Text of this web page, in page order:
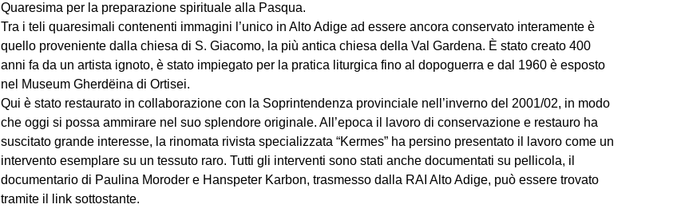
Quaresima per la preparazione spirituale alla Pasqua.
Tra i teli quaresimali contenenti immagini l’unico in Alto Adige ad essere ancora conservato interamente è
quello proveniente dalla chiesa di S. Giacomo, la più antica chiesa della Val Gardena. È stato creato 400
anni fa da un artista ignoto, è stato impiegato per la pratica liturgica fino al dopoguerra e dal 1960 è esposto
nel Museum Gherdëina di Ortisei.
Qui è stato restaurato in collaborazione con la Soprintendenza provinciale nell’inverno del 2001/02, in modo
che oggi si possa ammirare nel suo splendore originale. All’epoca il lavoro di conservazione e restauro ha
suscitato grande interesse, la rinomata rivista specializzata “Kermes” ha persino presentato il lavoro come un
intervento esemplare su un tessuto raro. Tutti gli interventi sono stati anche documentati su pellicola, il
documentario di Paulina Moroder e Hanspeter Karbon, trasmesso dalla RAI Alto Adige, può essere trovato
tramite il link sottostante.